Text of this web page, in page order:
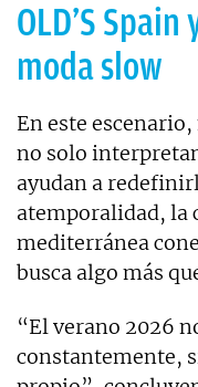
OLD’S
moda slow
En este escenario,
no solo
ayudan a
atemporalidad, la
mediterránea
busca algo más
“El verano 2026
constantemente,